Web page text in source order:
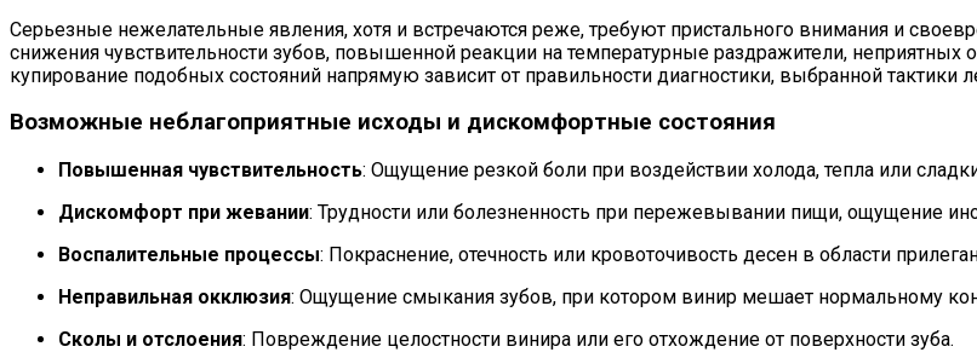
Серьезные нежелательные явления, хотя и встречаются реже, требуют пристального внимания и
снижения чувствительности зубов, повышенной реакции на температурные раздражители,
купирование подобных состояний напрямую зависит от правильности диагностики, выбранной тактики
Возможные неблагоприятные исходы и дискомфортные состояния
Повышенная чувствительность: Ощущение резкой боли при воздействии холода, тепла или
Дискомфорт при жевании: Трудности или болезненность при пережевывании пищи, ощущение
Воспалительные процессы: Покраснение, отечность или кровоточивость десен в области
Неправильная окклюзия: Ощущение смыкания зубов, при котором винир мешает нормальному
Сколы и отслоения: Повреждение целостности винира или его отхождение от поверхности зуба.